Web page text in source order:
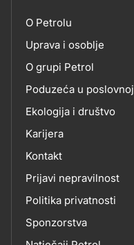
skupno.footer-
title???
O
NAMA
O Petrolu
Uprava i osoblje
O grupi Petrol
Poduzeća u
Ekologija i društvo
Karijera
Kontakt
Prijavi nepravilnost
Politika privatnosti
Sponzorstva